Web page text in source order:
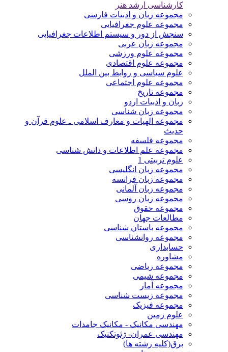
کارشناسی ارشد هنر
مجموعه زبان و ادبیات فارسی
مجموعه علوم جغرافیایی
سنجش از دور و سیستم اطلاعات جغرافیایی
مجموعه زبان عربی
مجموعه علوم ورزشی
مجموعه علوم اقتصادی
علوم سیاسی و روابط بین الملل
مجموعه علوم اجتماعی
مجموعه تاریخ
زبان و ادبیات اردو
مجموعه زبان شناسی
مجموعه الهیات و معارف اسلامی ـ علوم قرآن و
حدیث
مجموعه فلسفه
مجموعه علم اطلاعات و دانش شناسی
علوم تربیتی 1
مجموعه زبان انگلیسی
مجموعه زبان فرانسه
مجموعه زبان آلمانی
مجموعه زبان روسی
مجموعه حقوق
مطالعات جهان
مجموعه باستان شناسی
مجموعه روانشناسی
حسابداری
مشاوره
مجموعه ریاضی
مجموعه شیمی
مجموعه آمار
مجموعه زیست شناسی
مجموعه فیزیک
علوم زمین
مهندسی مکانیک - مکانیک جامدات
مهندسی عمران- ژئوتکنیک
برق(کلیه رشته ها)